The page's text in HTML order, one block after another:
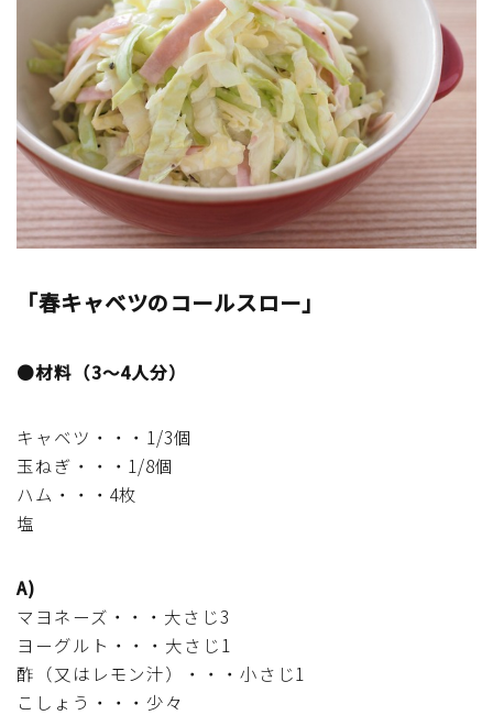
洋菓子 (焼き菓子)
洋菓子 (冷菓)
洋菓子 (その他)
和菓子
マクロビスイーツ・自然派おやつ
パン・パンケーキ・スコーン・食事パイ・ケークサレ・
米/ご飯料理・もち料理
麺料理(パスタ・うどん・そうめん・春雨など)
ハム・ベーコン・ソーセー・・スパム・チーズ料理
豆腐・厚揚げ・油揚げ・納豆・豆類・豆製品料理
缶詰料理(ツナ・サバ・いわし・ホタテ貝柱・コーン
「春キャベツのコールスロー」
●材料（3～4人分）
キャベツ・・・1/3個
玉ねぎ・・・1/8個
ハム・・・4枚
塩
A)
マヨネーズ・・・大さじ3
ヨーグルト・・・大さじ1
酢（又はレモン汁）・・・小さじ1
こしょう・・・少々